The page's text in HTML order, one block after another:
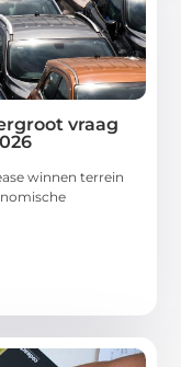
vraag
winnen terrein